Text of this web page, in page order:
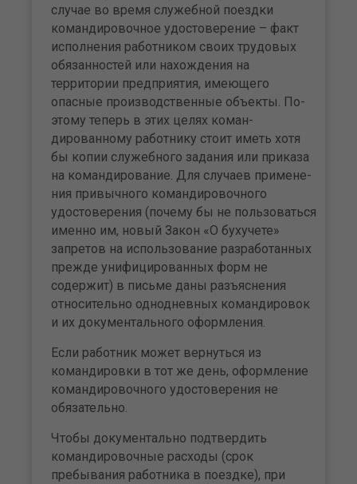
случае во время служебной поездки
командиро­вочное удостоверение – факт
ис­полнения работником своих трудовых
обязанностей или на­хождения на
территории пред­приятия, имеющего
опасные производственные объекты. По­
этому теперь в этих целях коман­
дированному работнику стоит иметь хотя
бы копии служебного задания или приказа
на коман­дирование. Для случаев примене­
ния привычного командировочного
удостоверения (почему бы не пользоваться
именно им, но­вый Закон «О бухучете»
запре­тов на использование разрабо­танных
прежде унифицирован­ных форм не
содержит) в письме даны разъяснения
относительно однодневных командировок
и их документального оформления.
Если работник может вер­нуться из
командировки в тот же день, оформление
командиро­вочного удостоверения не
обяза­тельно.
Чтобы документально под­твердить
командировочные рас­ходы (срок
пребывания работни­ка в поездке), при